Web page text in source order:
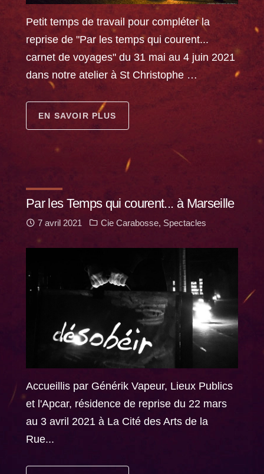
Petit temps de travail pour compléter la
reprise de "Par les temps qui courent...
carnet de voyages" du 31 mai au 4 juin 2021
dans notre atelier à St Christophe …
EN SAVOIR PLUS
Par les Temps qui courent... à Marseille
7 avril 2021 Cie Carabosse, Spectacles
Accueillis par Générik Vapeur, Lieux Publics
et l'Apcar, résidence de reprise du 22 mars
au 3 avril 2021 à La Cité des Arts de la
Rue...